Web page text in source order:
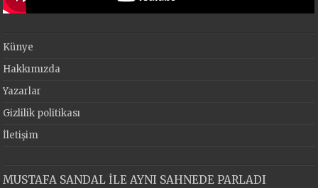
Künye
Hakkımızda
Yazarlar
Gizlilik politikası
İletişim
MUSTAFA SANDAL İLE AYNI SAHNEDE PARLADI